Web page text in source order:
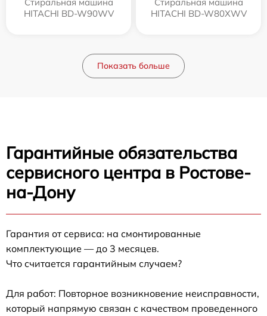
HITACHI BD-W90WV
HITACHI BD-W80XWV
Показать больше
Гарантийные обязательства
сервисного центра в Ростове-
на-Дону
Гарантия от сервиса: на смонтированные
комплектующие — до 3 месяцев.
Что считается гарантийным случаем?
Для работ: Повторное возникновение неисправности,
который напрямую связан с качеством проведенного